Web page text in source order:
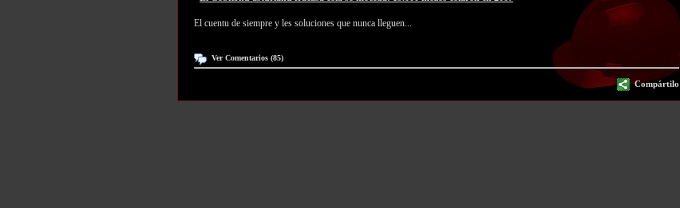
El cuentu de siempre y les soluciones que nunca lleguen...
Ver Comentarios (85)
Compártilo